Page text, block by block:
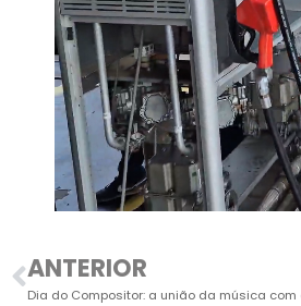
ANTERIOR